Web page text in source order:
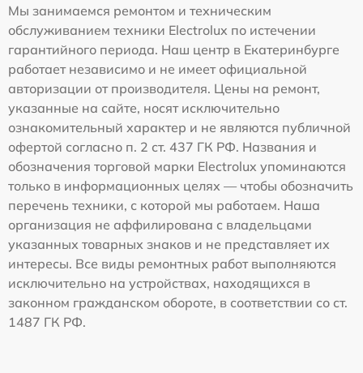
Мы занимаемся ремонтом и техническим
обслуживанием техники Electrolux по истечении
гарантийного периода. Наш центр в Екатеринбурге
работает независимо и не имеет официальной
авторизации от производителя. Цены на ремонт,
указанные на сайте, носят исключительно
ознакомительный характер и не являются публичной
офертой согласно п. 2 ст. 437 ГК РФ. Названия и
обозначения торговой марки Electrolux упоминаются
только в информационных целях — чтобы обозначить
перечень техники, с которой мы работаем. Наша
организация не аффилирована с владельцами
указанных товарных знаков и не представляет их
интересы. Все виды ремонтных работ выполняются
исключительно на устройствах, находящихся в
законном гражданском обороте, в соответствии со ст.
1487 ГК РФ.